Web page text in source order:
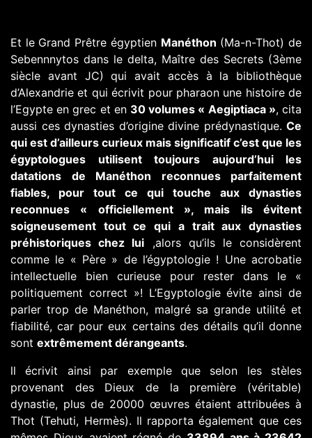
Et le Grand Prêtre égyptien Manéthon (Ma-n-Thot) de
Sebennnytos dans le delta, Maître des Secrets (3ème
siècle avant JC) qui avait accès à la bibliothèque
d’Alexandrie et qui écrivit pour pharaon une histoire de
l’Egypte en grec et en 30 volumes « Aegiptiaca », cita
aussi ces dynasties d’origine divine prédynastique. Ce
qui est d’ailleurs curieux mais significatif c’est que les
égyptologues utilisent toujours aujourd’hui les
datations de Manéthon reconnues parfaitement
fiables, pour tout ce qui touche aux dynasties
reconnues « officiellement », mais ils évitent
soigneusement tout ce qui a trait aux dynasties
préhistoriques chez lui ,alors qu’ils le considèrent
comme le « Père » de l’égyptologie ! Une acrobatie
intellectuelle bien curieuse pour rester dans le «
politiquement correct »! L’Egyptologie évite ainsi de
parler trop de Manéthon, malgré sa grande utilité et
fiabilité, car pour eux certains des détails qu’il donne
sont extrêmement dérangeants.
ll écrivit ainsi par exemple que selon les stèles
provenant des Dieux de la première (véritable)
dynastie, plus de 20000 œuvres étaient attribuées à
Thot (Tehuti, Hermès). Il rapporta également que ces